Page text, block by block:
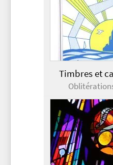
Timbres et